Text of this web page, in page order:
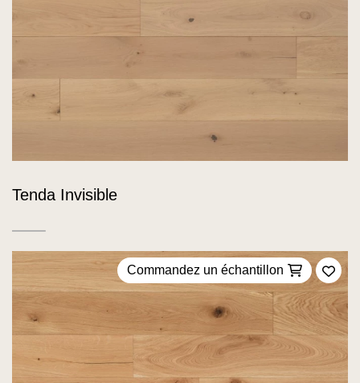
Tenda Invisible
Commandez un échantillon